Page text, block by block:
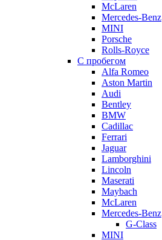
McLaren
Mercedes-Benz
MINI
Porsche
Rolls-Royce
С пробегом
Alfa Romeo
Aston Martin
Audi
Bentley
BMW
Cadillac
Ferrari
Jaguar
Lamborghini
Lincoln
Maserati
Maybach
McLaren
Mercedes-Benz
G-Class
MINI